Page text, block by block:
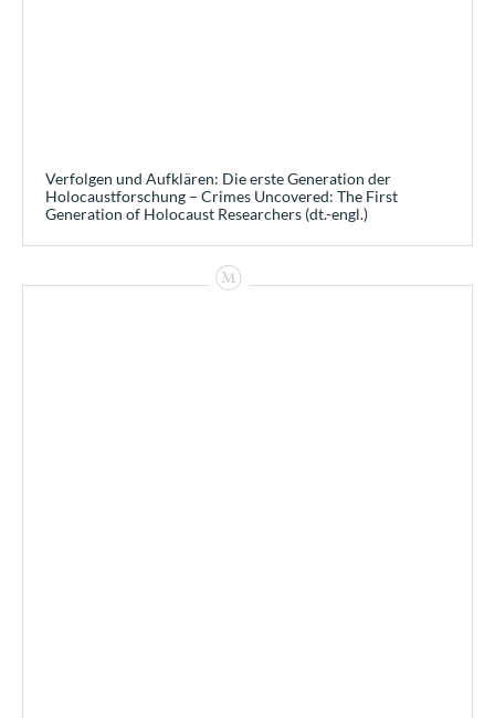
Verfolgen und Aufklären: Die erste Generation der
Holocaustforschung – Crimes Uncovered: The First
Generation of Holocaust Researchers (dt.-engl.)